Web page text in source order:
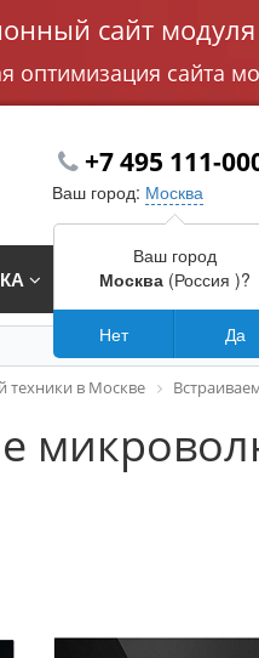
сайт
оптимизация сайта
+7 495 111-
Ваш город: Москва
ВСТРАИВАЕМАЯ
техники в Москве
Ваш город
Москва(Россия )?
Нет Да